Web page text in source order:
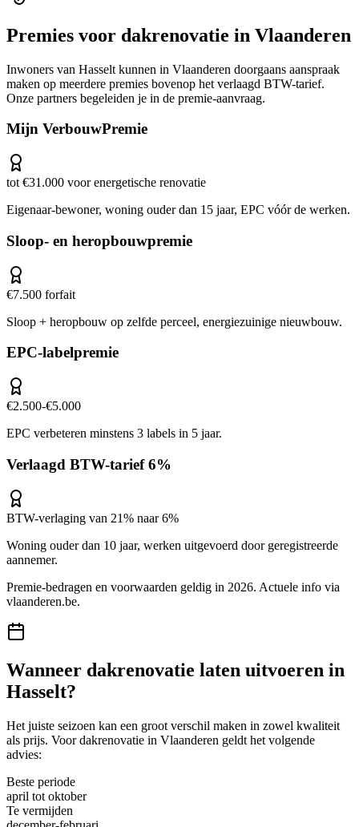
Premies voor dakrenovatie in Vlaanderen
Inwoners van Hasselt kunnen in Vlaanderen doorgaans aanspraak
maken op meerdere premies bovenop het verlaagd BTW-tarief.
Onze partners begeleiden je in de premie-aanvraag.
Mijn VerbouwPremie
tot €31.000 voor energetische renovatie
Eigenaar-bewoner, woning ouder dan 15 jaar, EPC vóór de werken.
Sloop- en heropbouwpremie
€7.500 forfait
Sloop + heropbouw op zelfde perceel, energiezuinige nieuwbouw.
EPC-labelpremie
€2.500-€5.000
EPC verbeteren minstens 3 labels in 5 jaar.
Verlaagd BTW-tarief 6%
BTW-verlaging van 21% naar 6%
Woning ouder dan 10 jaar, werken uitgevoerd door geregistreerde
aannemer.
Premie-bedragen en voorwaarden geldig in 2026. Actuele info via
vlaanderen.be.
Wanneer dakrenovatie laten uitvoeren in
Hasselt?
Het juiste seizoen kan een groot verschil maken in zowel kwaliteit
als prijs. Voordakrenovatie in Vlaanderen geldt het volgende
advies:
Beste periode
april tot oktober
Te vermijden